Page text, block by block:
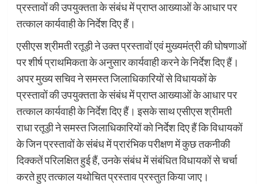
प्रस्तावों की उपयुक्तता के संबंध में प्राप्त आख्याओं के आधार पर
तत्काल कार्यवाही के निर्देश दिए हैं।
एसीएस श्रीमती रतूड़ी ने उक्त प्रस्तावों एवं मुख्यमंत्री की घोषणाओं
पर शीर्ष प्राथमिकता के अनुसार कार्यवाही करने के निर्देश दिए हैं।
अपर मुख्य सचिव ने समस्त जिलाधिकारियों से विधायकों के
प्रस्तावों की उपयुक्तता के संबंध में प्राप्त आख्याओं के आधार पर
तत्काल कार्यवाही के निर्देश दिए हैं। इसके साथ एसीएस श्रीमती
राधा रतूड़ी ने समस्त जिलाधिकारियों को निर्देश दिए हैं कि विधायकों
के जिन प्रस्तावों के संबंध में प्रारंभिक परीक्षण में कुछ तकनीकी
दिक्कतें परिलक्षित हुई हैं, उनके संबंध में संबंधित विधायकों से चर्चा
करते हुए तत्काल यथोचित प्रस्ताव प्रस्तुत किया जाए।